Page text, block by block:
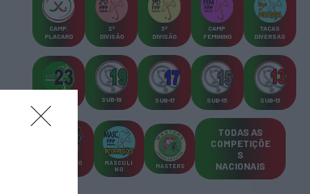
CAMP.
PLACARD
2ª
DIVISÃO
3ª
DIVISÃO
CAMP.
FEMININO
TAÇAS
DIVERSAS
SUB-19 SUB-17 SUB-15 SUB-13
TORNEIO
MASCULI
NO
MASTERS
TODAS AS
COMPETIÇÕE
S
NACIONAIS